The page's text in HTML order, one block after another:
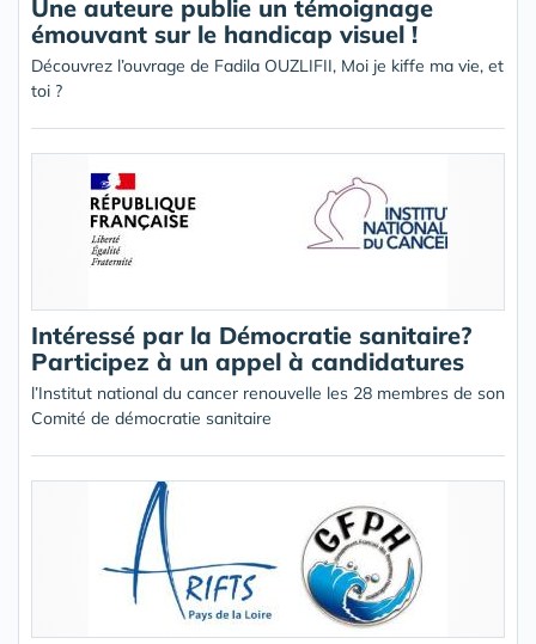
Une auteure publie un témoignage
émouvant sur le handicap visuel !
Découvrez l’ouvrage de Fadila OUZLIFII, Moi je kiffe ma vie, et
toi ?
Intéressé par la Démocratie sanitaire?
Participez à un appel à candidatures
l’Institut national du cancer renouvelle les 28 membres de son
Comité de démocratie sanitaire